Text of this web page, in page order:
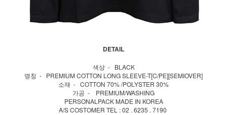
DETAIL
색상 - BLACK
명칭 - PREMIUM COTTON LONG SLEEVE-T[C/PE][SEMIOVER]
소재 - COTTON 70% /POLYSTER 30%
가공 - PREMIUM/WASHING
PERSONALPACK MADE IN KOREA
A/S COSTOMER TEL : 02 . 6235 . 7190